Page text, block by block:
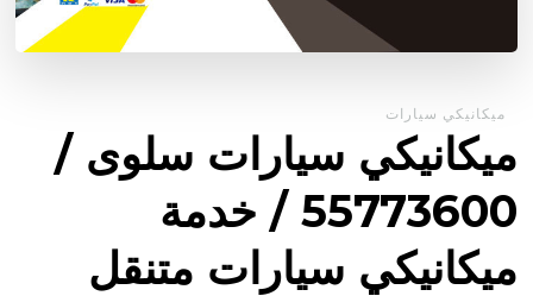
ميكانيكي سيارات
ميكانيكي سيارات سلوى /
55773600‬ / خدمة
ميكانيكي سيارات متنقل